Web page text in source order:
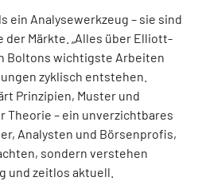
ein Analysewerkzeug – sie sind
der Märkte. „Alles über Elliott-
Boltons wichtigste Arbeiten
zyklisch entstehen.
Prinzipien, Muster und
Theorie – ein unverzichtbares
Analysten und Börsenprofis,
sondern verstehen
und zeitlos aktuell.